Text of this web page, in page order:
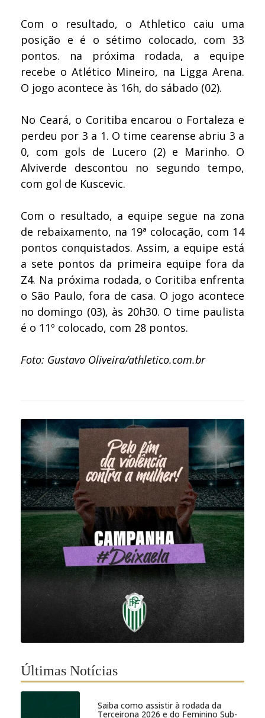
Com o resultado, o Athletico caiu uma
posição e é o sétimo colocado, com 33
pontos. na próxima rodada, a equipe
recebe o Atlético Mineiro, na Ligga Arena.
O jogo acontece às 16h, do sábado (02).
No Ceará, o Coritiba encarou o Fortaleza e
perdeu por 3 a 1. O time cearense abriu 3 a
0, com gols de Lucero (2) e Marinho. O
Alviverde descontou no segundo tempo,
com gol de Kuscevic.
Com o resultado, a equipe segue na zona
de rebaixamento, na 19ª colocação, com 14
pontos conquistados. Assim, a equipe está
a sete pontos da primeira equipe fora da
Z4. Na próxima rodada, o Coritiba enfrenta
o São Paulo, fora de casa. O jogo acontece
no domingo (03), às 20h30. O time paulista
é o 11º colocado, com 28 pontos.
Foto: Gustavo Oliveira/athletico.com.br
Últimas Notícias
Saiba como assistir à rodada da
Terceirona 2026 e do Feminino Sub-